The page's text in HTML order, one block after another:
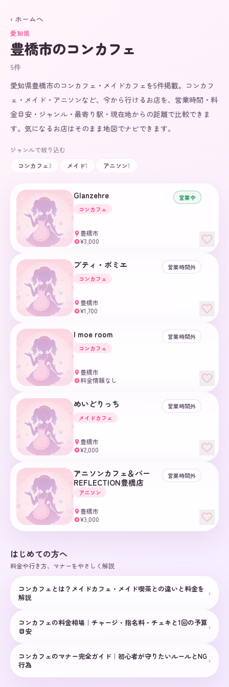
‹ ホームへ
愛知県
豊橋市のコンカフェ
5件
愛知県豊橋市のコンカフェ・メイドカフェを5件掲載。コンカフ
ェ・メイド・アニソンなど、今から行けるお店を、営業時間・料
金目安・ジャンル・最寄り駅・現在地からの距離で比較できま
す。気になるお店はそのまま地図でナビできます。
ジャンルで絞り込む
コンカフェ3 メイド1 アニソン1
Glanzehre
営業中
コンカフェ
豊橋市
¥ ¥3,000
プティ・ポミエ
営業時間外
コンカフェ
豊橋市
¥ ¥1,700
I moe room
営業時間外
コンカフェ
豊橋市
¥ 料金情報なし
めいどりっち
営業時間外
メイドカフェ
豊橋市
¥ ¥2,000
アニソンカフェ＆バー
REFLECTION豊橋店
営業時間外
アニソン
豊橋市
¥ ¥3,000
はじめての方へ
料金や行き方、マナーをやさしく解説
コンカフェとは？メイドカフェ・メイド喫茶との違いと料金を
解説
›
コンカフェの料金相場｜チャージ・指名料・チェキと1回の予算
目安
›
コンカフェのマナー完全ガイド｜初心者が守りたいルールとNG
行為
›